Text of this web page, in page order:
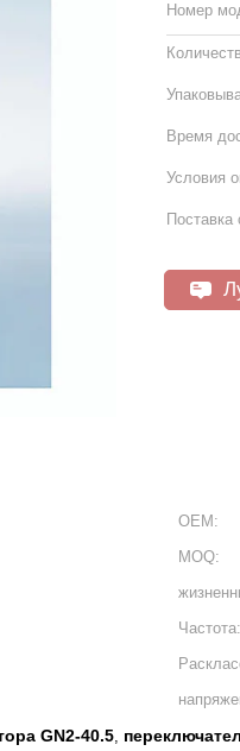
Номер
Время
Условия
Поставка
OEM:
MOQ:
Частота:
GN2-40.5,